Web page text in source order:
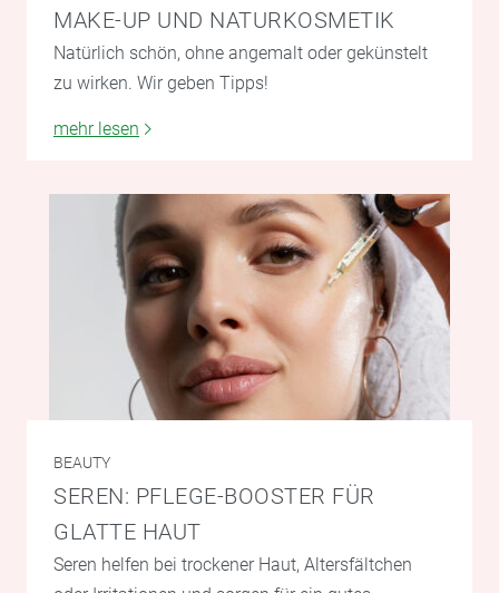
MAKE-UP UND NATURKOSMETIK
Natürlich schön, ohne angemalt oder gekünstelt
zu wirken. Wir geben Tipps!
mehr lesen
BEAUTY
SEREN: PFLEGE-BOOSTER FÜR
GLATTE HAUT
Seren helfen bei trockener Haut, Altersfältchen